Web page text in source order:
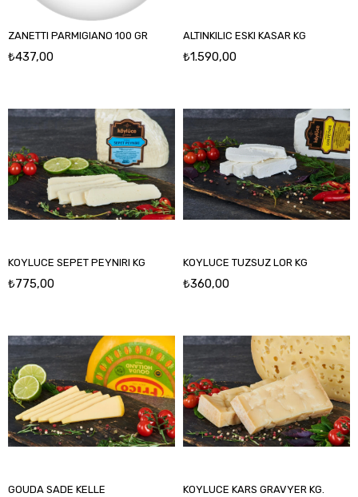
ZANETTI PARMIGIANO 100 GR
₺437,00
ALTINKILIC ESKI KASAR KG
₺1.590,00
KOYLUCE SEPET PEYNIRI KG
₺775,00
KOYLUCE TUZSUZ LOR KG
₺360,00
GOUDA SADE KELLE KOYLUCE KARS GRAVYER KG.